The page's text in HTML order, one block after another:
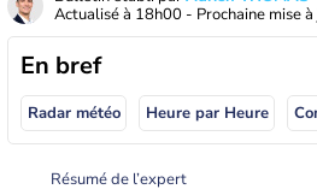
Actualisé à 18h00 - Prochaine mise à
En bref
Radar météo Heure par Heure
Résumé de l’expert